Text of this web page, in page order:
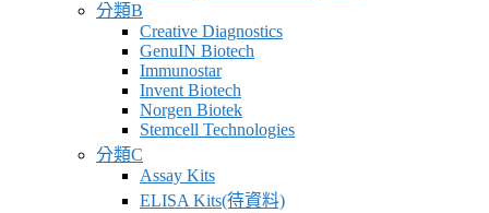
分類B
Creative Diagnostics
GenuIN Biotech
Immunostar
Invent Biotech
Norgen Biotek
Stemcell Technologies
分類C
Assay Kits
ELISA Kits(待資料)